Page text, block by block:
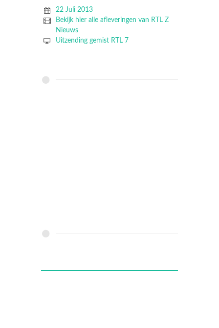
22 Juli 2013
Bekijk hier alle afleveringen van RTL Z
Nieuws
Uitzending gemist RTL 7